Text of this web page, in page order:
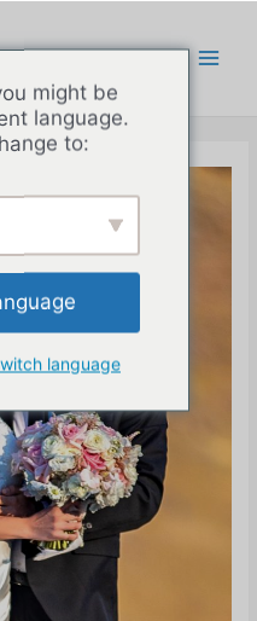
might be
language.
to:
language